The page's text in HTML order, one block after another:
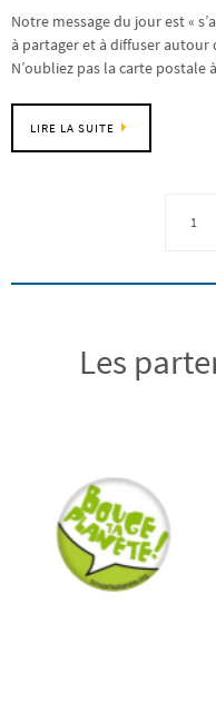
Notre message du jour est «
à partager et à diffuser autour
N’oubliez pas la carte postale
LIRE LA SUITE
1
Les